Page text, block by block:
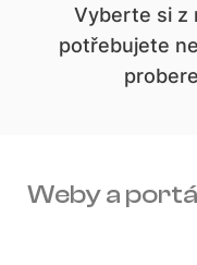
Vyberte si z
potřebujete
Weby a